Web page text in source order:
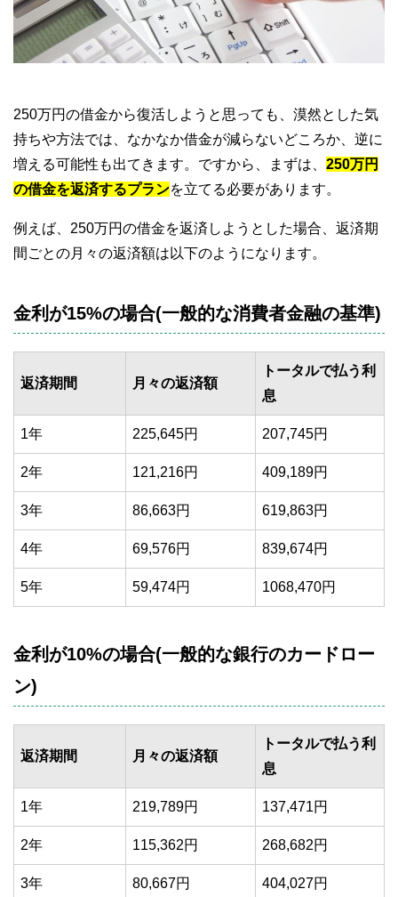
250万円の借金から復活しようと思っても、漠然とした気
持ちや方法では、なかなか借金が減らないどころか、逆に
増える可能性も出てきます。ですから、まずは、 250万円
の借金を返済するプランを立てる必要があります。
例えば、250万円の借金を返済しようとした場合、返済期
間ごとの月々の返済額は以下のようになります。
金利が15%の場合(一般的な消費者金融の基準)
返済期間 月々の返済額
トータルで払う利
息
1年 225,645円 207,745円
2年 121,216円 409,189円
3年 86,663円 619,863円
4年 69,576円 839,674円
5年 59,474円 1068,470円
金利が10%の場合(一般的な銀行のカードロー
ン)
返済期間 月々の返済額
トータルで払う利
息
1年 219,789円 137,471円
2年 115,362円 268,682円
3年 80,667円 404,027円